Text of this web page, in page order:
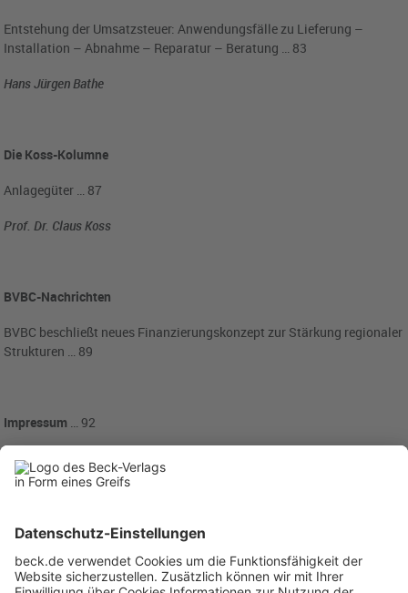
Entstehung der Umsatzsteuer: Anwendungsfälle zu Lieferung –
Installation – Abnahme – Reparatur – Beratung … 83
Hans Jürgen Bathe
Die Koss-Kolumne
Anlagegüter … 87
Prof. Dr. Claus Koss
BVBC-Nachrichten
BVBC beschließt neues Finanzierungskonzept zur Stärkung regionaler
Strukturen … 89
Impressum … 92
Anzeigen